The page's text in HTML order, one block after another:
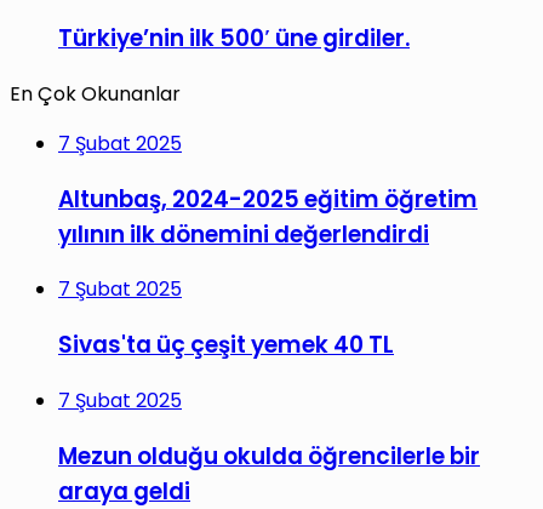
Türkiye’nin ilk 500′ üne girdiler.
En Çok Okunanlar
7 Şubat 2025
Altunbaş, 2024-2025 eğitim öğretim
yılının ilk dönemini değerlendirdi
7 Şubat 2025
Sivas'ta üç çeşit yemek 40 TL
7 Şubat 2025
Mezun olduğu okulda öğrencilerle bir
araya geldi